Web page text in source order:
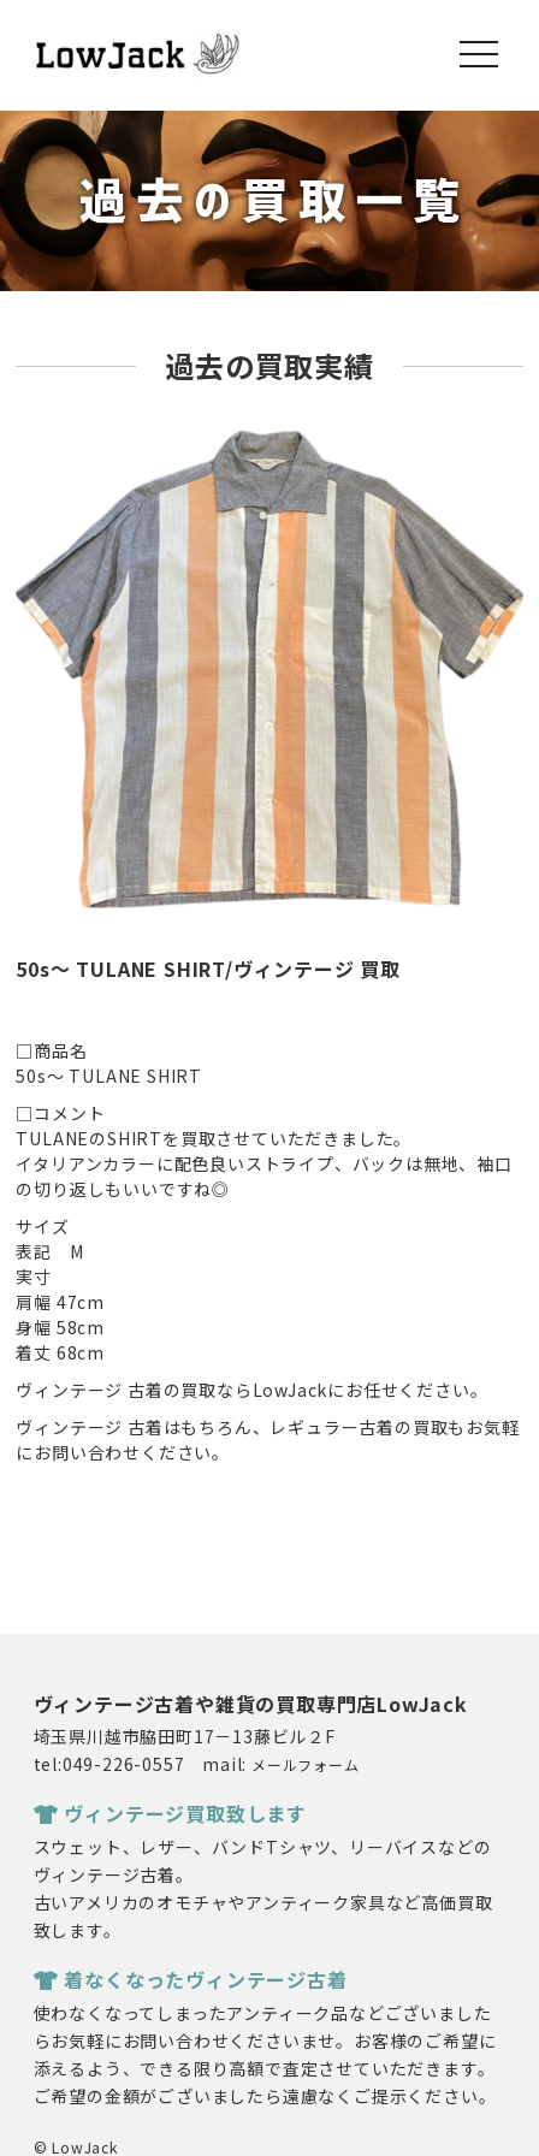
toggle
過去の買取実績
50s〜 TULANE SHIRT/ヴィンテージ 買取
□商品名
50s〜 TULANE SHIRT
□コメント
TULANEのSHIRTを買取させていただきました。
イタリアンカラーに配色良いストライプ、バックは無地、袖口
の切り返しもいいですね◎
サイズ
表記 M
実寸
肩幅 47cm
身幅 58cm
着丈 68cm
ヴィンテージ 古着の買取ならLowJackにお任せください。
ヴィンテージ 古着はもちろん、レギュラー古着の買取もお気軽
にお問い合わせください。
ヴィンテージ古着や雑貨の買取専門店LowJack
埼玉県川越市脇田町17－13藤ビル２F
tel:049-226-0557 mail: メールフォーム
ヴィンテージ買取致します
スウェット、レザー、バンドTシャツ、リーバイスなどの
ヴィンテージ古着。
古いアメリカのオモチャやアンティーク家具など高価買取
致します。
着なくなったヴィンテージ古着
使わなくなってしまったアンティーク品などございました
らお気軽にお問い合わせくださいませ。お客様のご希望に
添えるよう、できる限り高額で査定させていただきます。
ご希望の金額がございましたら遠慮なくご提示ください。
© LowJack